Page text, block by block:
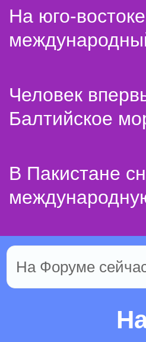
На юго-
Человек
Балтийское
В Пакистане
На Форуме